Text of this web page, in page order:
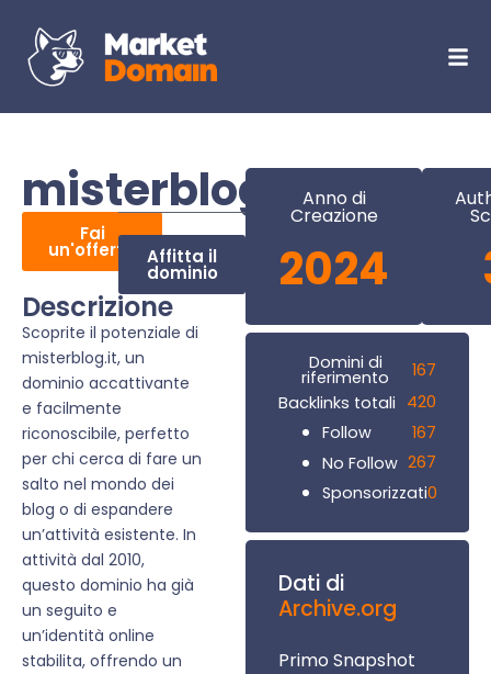
misterblog.it
Fai
un'offerta Affitta il
dominio
Descrizione
Scoprite il potenziale di
misterblog.it, un
dominio accattivante
e facilmente
riconoscibile, perfetto
per chi cerca di fare un
salto nel mondo dei
blog o di espandere
un’attività esistente. In
attività dal 2010,
questo dominio ha già
un seguito e
un’identità online
stabilita, offrendo un
Anno di
Creazione
2024
Domini di
riferimento
167
Backlinks totali 420
Follow
167
No Follow 267
Sponsorizzati0
Dati di
Archive.org
Primo Snapshot